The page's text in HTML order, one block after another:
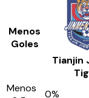
Menos
Goles
Tianjin
Menos
0%